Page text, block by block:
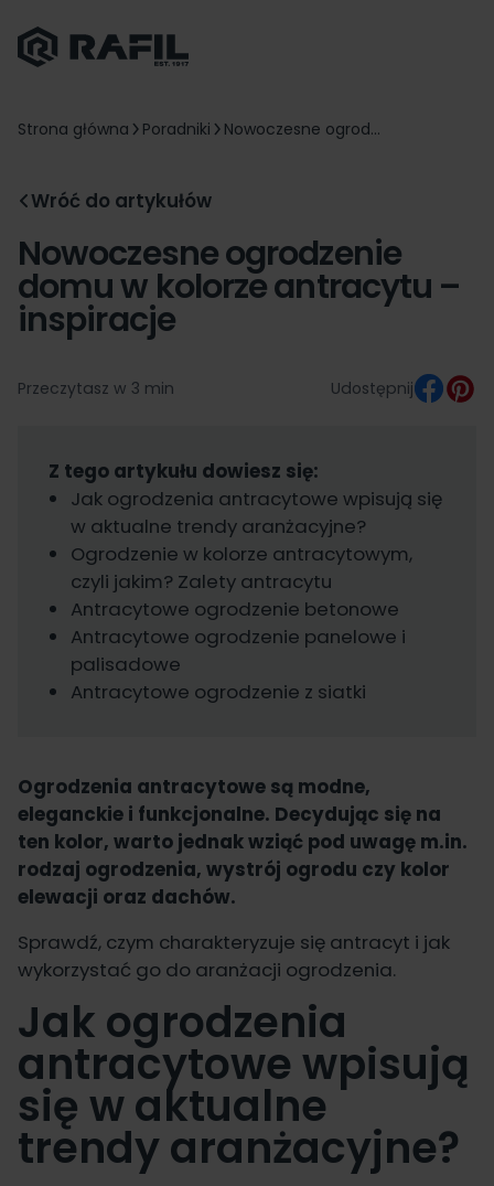
Strona główna Poradniki Nowoczesne ogrod...
Wróć do artykułów
Nowoczesne ogrodzenie
domu w kolorze antracytu –
inspiracje
Przeczytasz w 3 min Udostępnij
Z tego artykułu dowiesz się:
Jak ogrodzenia antracytowe wpisują się
w aktualne trendy aranżacyjne?
Ogrodzenie w kolorze antracytowym,
czyli jakim? Zalety antracytu
Antracytowe ogrodzenie betonowe
Antracytowe ogrodzenie panelowe i
palisadowe
Antracytowe ogrodzenie z siatki
Ogrodzenia antracytowe są modne,
eleganckie i funkcjonalne. Decydując się na
ten kolor, warto jednak wziąć pod uwagę m.in.
rodzaj ogrodzenia, wystrój ogrodu czy kolor
elewacji oraz dachów.
Sprawdź, czym charakteryzuje się antracyt i jak
wykorzystać go do aranżacji ogrodzenia.
Jak ogrodzenia
antracytowe wpisują
się w aktualne
trendy aranżacyjne?